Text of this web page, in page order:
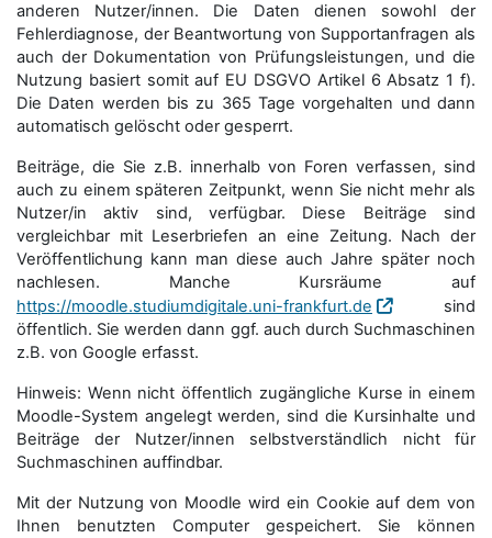
anderen Nutzer/innen. Die Daten dienen sowohl der
Fehlerdiagnose, der Beantwortung von Supportanfragen als
auch der Dokumentation von Prüfungsleistungen, und die
Nutzung basiert somit auf EU DSGVO Artikel 6 Absatz 1 f).
Die Daten werden bis zu 365 Tage vorgehalten und dann
automatisch gelöscht oder gesperrt.
Beiträge, die Sie z.B. innerhalb von Foren verfassen, sind
auch zu einem späteren Zeitpunkt, wenn Sie nicht mehr als
Nutzer/in aktiv sind, verfügbar. Diese Beiträge sind
vergleichbar mit Leserbriefen an eine Zeitung. Nach der
Veröffentlichung kann man diese auch Jahre später noch
nachlesen. Manche Kursräume auf
https://moodle.studiumdigitale.uni-frankfurt.de
sind
öffentlich. Sie werden dann ggf. auch durch Suchmaschinen
z.B. von Google erfasst.
Hinweis: Wenn nicht öffentlich zugängliche Kurse in einem
Moodle-System angelegt werden, sind die Kursinhalte und
Beiträge der Nutzer/innen selbstverständlich nicht für
Suchmaschi­nen auffindbar.
Mit der Nutzung von Moodle wird ein Cookie auf dem von
Ihnen benutzten Computer gespeichert. Sie können